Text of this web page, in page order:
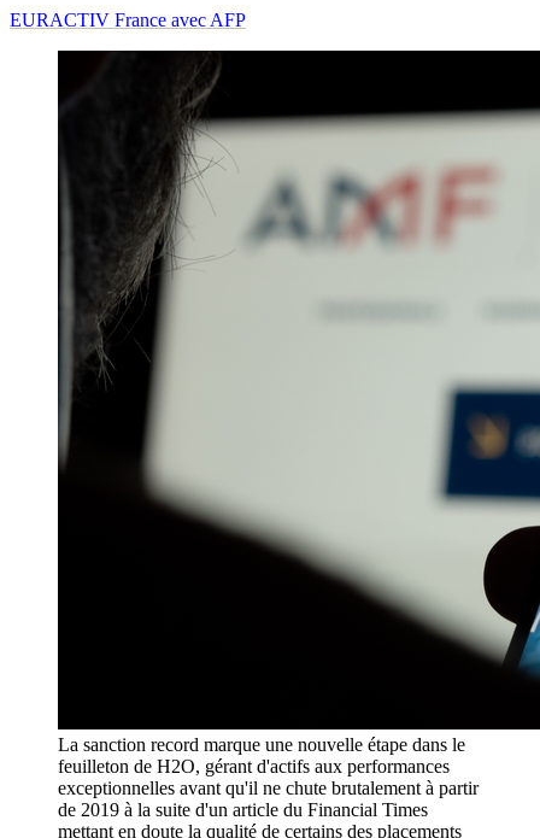
EURACTIV France avec AFP
La sanction record marque une nouvelle étape dans le
feuilleton de H2O, gérant d'actifs aux performances
exceptionnelles avant qu'il ne chute brutalement à partir
de 2019 à la suite d'un article du Financial Times
mettant en doute la qualité de certains des placements